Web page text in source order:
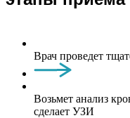
Врач проведет
Возьмет анализ
сделает УЗИ